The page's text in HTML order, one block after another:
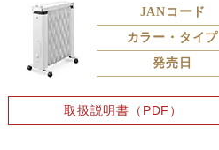
JANコード
カラー・タイプ
発売日
取扱説明書（PDF）